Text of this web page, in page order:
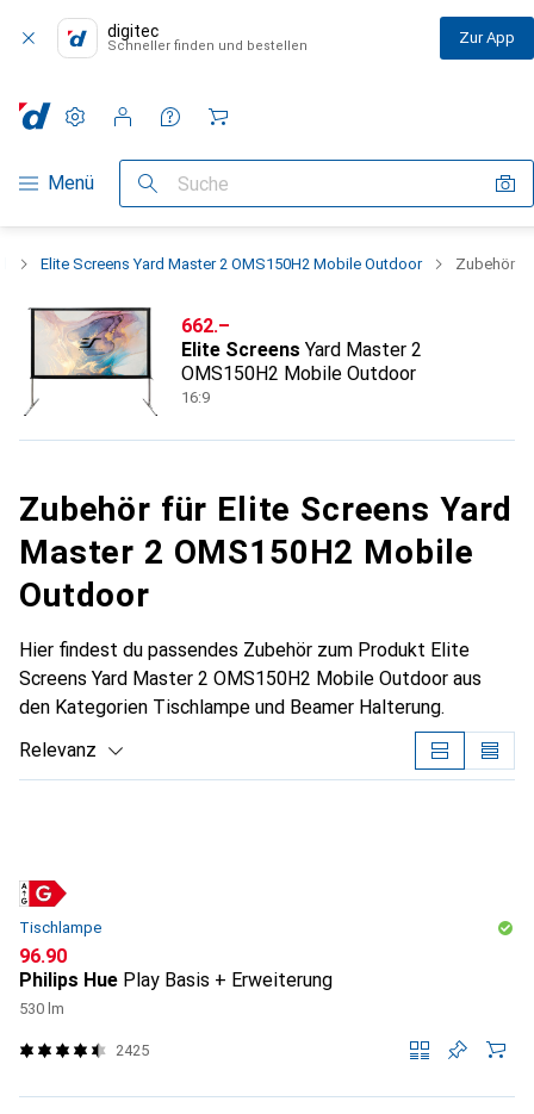
digitec
Schneller finden und bestellen Zur App
Navigation nach Kategorien
Menü Suche
Einstellungen
Kundenkonto
Vergleichslisten
Merklisten
Warenkorb
Elite Screens Yard Master 2 OMS150H2 Mobile Outdoor Zubehör
CHF
662.–
Elite Screens Yard Master 2
OMS150H2 Mobile Outdoor
16:9
Zubehör für Elite Screens Yard
Master 2 OMS150H2 Mobile
Outdoor
Hier findest du passendes Zubehör zum Produkt Elite
Screens Yard Master 2 OMS150H2 Mobile Outdoor aus
den Kategorien Tischlampe und Beamer Halterung.
Relevanz
Tischlampe
CHF
96.90
Philips Hue Play Basis + Erweiterung
530 lm
2425